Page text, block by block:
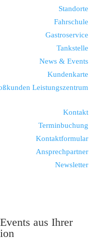
Standorte
Fahrschule
Gastroservice
Tankstelle
News & Events
Kundenkarte
Leistungszentrum
Kontakt
Terminbuchung
Kontaktformular
Ansprechpartner
Newsletter
aus Ihrer